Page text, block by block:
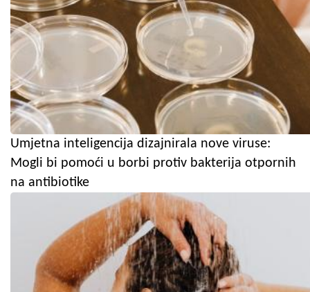
Umjetna inteligencija dizajnirala nove viruse:
Mogli bi pomoći u borbi protiv bakterija otpornih
na antibiotike